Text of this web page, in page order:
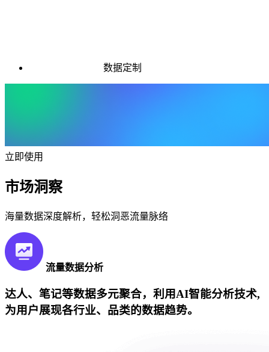
数据定制
立即使用
市场洞察
海量数据深度解析，轻松洞恶流量脉络
流量数据分析
达人、笔记等数据多元聚合，利用AI智能分析技术,
为用户展现各行业、品类的数据趋势。